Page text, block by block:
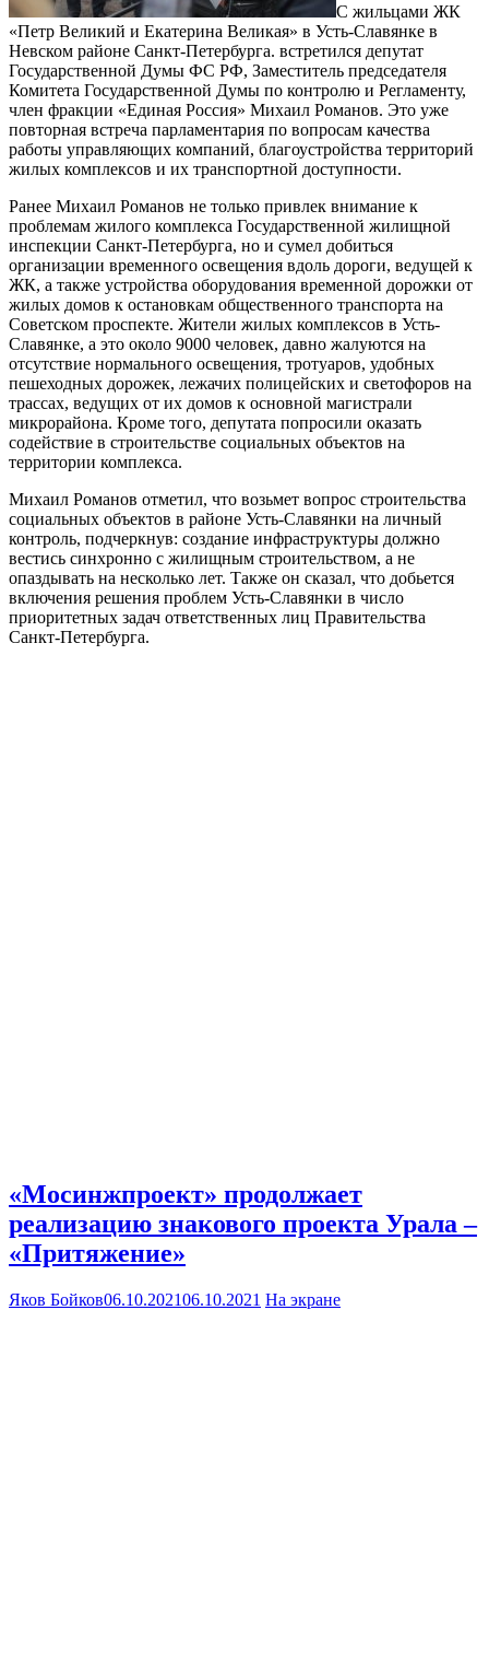
С жильцами ЖК
«Петр Великий и Екатерина Великая» в Усть-Славянке в
Невском районе Санкт-Петербурга. встретился депутат
Государственной Думы ФС РФ, Заместитель председателя
Комитета Государственной Думы по контролю и Регламенту,
член фракции «Единая Россия» Михаил Романов. Это уже
повторная встреча парламентария по вопросам качества
работы управляющих компаний, благоустройства территорий
жилых комплексов и их транспортной доступности.
Ранее Михаил Романов не только привлек внимание к
проблемам жилого комплекса Государственной жилищной
инспекции Санкт-Петербурга, но и сумел добиться
организации временного освещения вдоль дороги, ведущей к
ЖК, а также устройства оборудования временной дорожки от
жилых домов к остановкам общественного транспорта на
Советском проспекте. Жители жилых комплексов в Усть-
Славянке, а это около 9000 человек, давно жалуются на
отсутствие нормального освещения, тротуаров, удобных
пешеходных дорожек, лежачих полицейских и светофоров на
трассах, ведущих от их домов к основной магистрали
микрорайона. Кроме того, депутата попросили оказать
содействие в строительстве социальных объектов на
территории комплекса.
Михаил Романов отметил, что возьмет вопрос строительства
социальных объектов в районе Усть-Славянки на личный
контроль, подчеркнув: создание инфраструктуры должно
вестись синхронно с жилищным строительством, а не
опаздывать на несколько лет. Также он сказал, что добьется
включения решения проблем Усть-Славянки в число
приоритетных задач ответственных лиц Правительства
Санкт-Петербурга.
«Мосинжпроект» продолжает
реализацию знакового проекта Урала –
«Притяжение»
Яков Бойков06.10.202106.10.2021 На экране